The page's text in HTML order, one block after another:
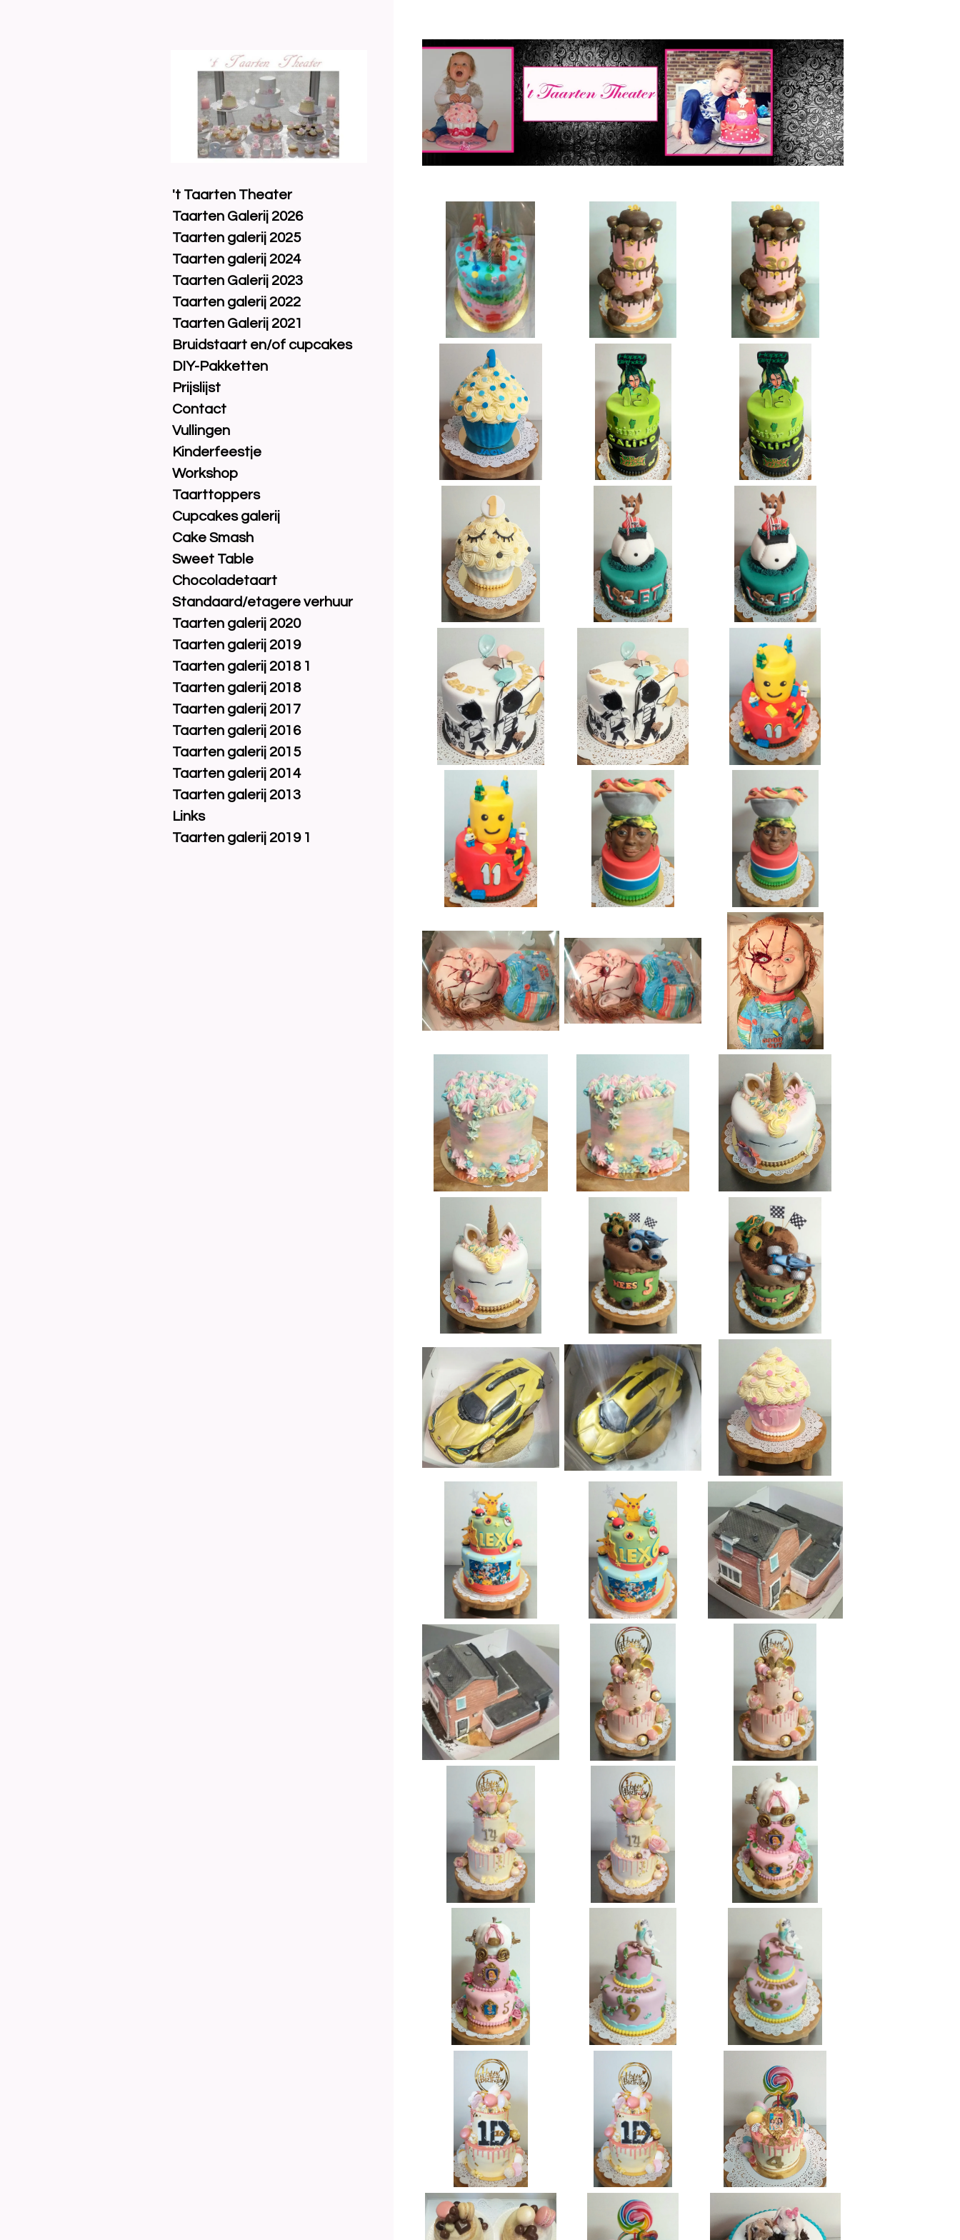
't Taarten Theater
Taarten Galerij 2026
Taarten galerij 2025
Taarten galerij 2024
Taarten Galerij 2023
Taarten galerij 2022
Taarten Galerij 2021
Bruidstaart en/of cupcakes
DIY-Pakketten
Prijslijst
Contact
Vullingen
Kinderfeestje
Workshop
Taarttoppers
Cupcakes galerij
Cake Smash
Sweet Table
Chocoladetaart
Standaard/etagere verhuur
Taarten galerij 2020
Taarten galerij 2019
Taarten galerij 2018 1
Taarten galerij 2018
Taarten galerij 2017
Taarten galerij 2016
Taarten galerij 2015
Taarten galerij 2014
Taarten galerij 2013
Links
Taarten galerij 2019 1